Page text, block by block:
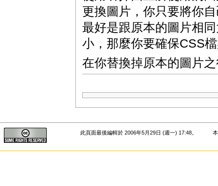
更換圖片，你只要將你
最好是跟原本的圖片相
小，那麼你要確保CSS
在你替換掉原本的圖片
此頁面最後編輯於 2006年5月29日 (週一) 17:48。